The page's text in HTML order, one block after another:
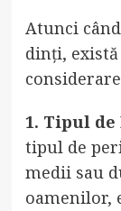
Atunci
dinți,
1. Tipul de
tipul de
medii sau
oamenilor,